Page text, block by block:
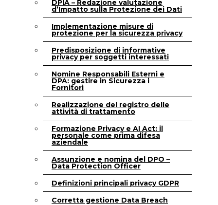
DPIA – Redazione valutazione
d’Impatto sulla Protezione dei Dati
Implementazione misure di
protezione per la sicurezza privacy
Predisposizione di informative
privacy per soggetti interessati
Nomine Responsabili Esterni e
DPA: gestire in Sicurezza i
Fornitori
Realizzazione del registro delle
attività di trattamento
Formazione Privacy e AI Act: il
personale come prima difesa
aziendale
Assunzione e nomina del DPO –
Data Protection Officer
Definizioni principali privacy GDPR
Corretta gestione Data Breach